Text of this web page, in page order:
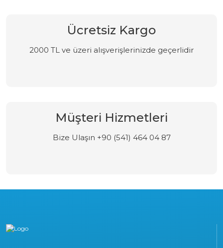
Ücretsiz Kargo
2000 TL ve üzeri alışverişlerinizde geçerlidir
Müşteri Hizmetleri
Bize Ulaşın +90 (541) 464 04 87